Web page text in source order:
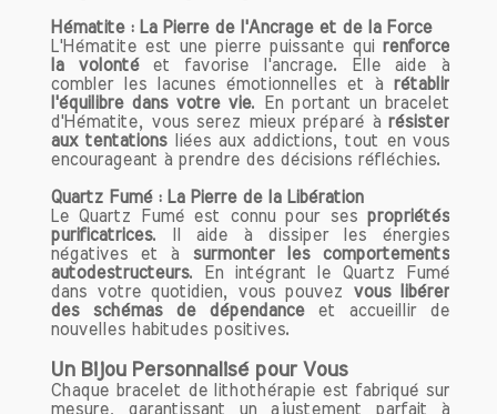
Hématite : La Pierre de l'Ancrage et de la Force
L'Hématite est une pierre puissante qui renforce
la volontéet favorise l'ancrage. Elle aide à
combler les lacunes émotionnelles et à rétablir
l'équilibre dans votre vie. En portant un bracelet
d'Hématite, vous serez mieux préparé à résister
aux tentationsliées aux addictions, tout en vous
encourageant à prendre des décisions réfléchies.
Quartz Fumé : La Pierre de la Libération
Le Quartz Fumé est connu pour ses propriétés
purificatrices. Il aide à dissiper les énergies
négatives et à surmonter les comportements
autodestructeurs. En intégrant le Quartz Fumé
dans votre quotidien, vous pouvez vous libérer
des schémas de dépendanceet accueillir de
nouvelles habitudes positives.
Un Bijou Personnalisé pour Vous
Chaque bracelet de lithothérapie est fabriqué sur
mesure, garantissant un ajustement parfait à